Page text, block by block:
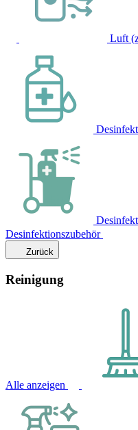
Luft
Desinfektionszubehör
Zurück
Reinigung
Alle anzeigen